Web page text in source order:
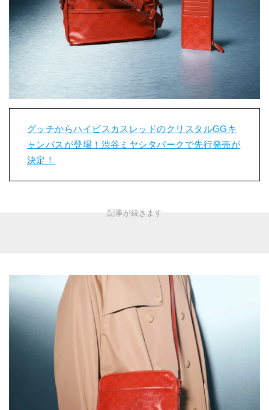
グッチからハイビスカスレッドのクリスタルGGキ
ャンバスが登場！渋谷ミヤシタパークで先行発売が
決定！